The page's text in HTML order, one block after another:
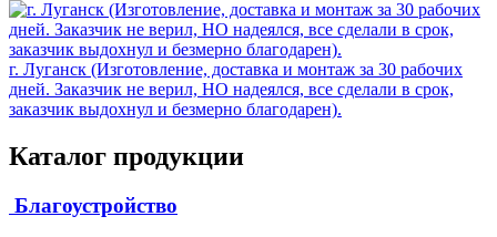
г. Луганск (Изготовление, доставка и монтаж за 30 рабочих
дней. Заказчик не верил, НО надеялся, все сделали в срок,
заказчик выдохнул и безмерно благодарен).
Каталог продукции
Благоустройство